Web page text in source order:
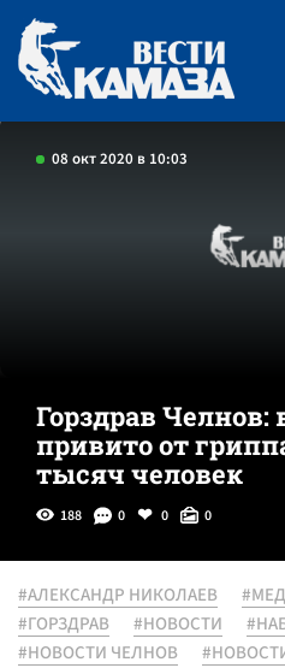
08 окт 2020 в 10:03
Горздрав Челнов:
привито от
тысяч человек
188 0 0 0
#АЛЕКСАНДР НИКОЛАЕВ
#ГОРЗДРАВ
#НОВОСТИ
#НОВОСТИ ЧЕЛНОВ